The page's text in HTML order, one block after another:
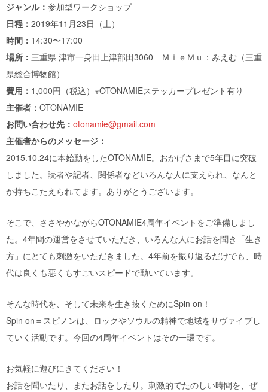
ジャンル： 参加型ワークショップ
日程： 2019年11月23日（土）
時間： 14:30〜17:00
場所： 三重県 津市一身田上津部田3060 ＭｉｅＭｕ：みえむ（三重
県総合博物館）
費用： 1,000円（税込）※OTONAMIEステッカープレゼント有り
主催者： OTONAMIE
お問い合わせ先： otonamie@gmail.com
主催者からのメッセージ：
2015.10.24に本始動をしたOTONAMIE。おかげさまで5年目に突破
しました。読者や記者、関係者などいろんな人に支えられ、なんと
か持ちこたえられてます。ありがとうございます。
そこで、ささやかながらOTONAMIE4周年イベントをご準備しまし
た。4年間の運営をさせていただき、いろんな人にお話を聞き「生き
方」にとても刺激をいただきました。4年前を振り返るだけでも、時
代は良くも悪くもすごいスピードで動いています。
そんな時代を、そして未来を生き抜くためにSpin on！
Spin on＝スピノンは、ロックやソウルの精神で地域をサヴァイブし
ていく活動です。今回の4周年イベントはその一環です。
お気軽に遊びにきてください！
お話を聞いたり、またお話をしたり。刺激的でたのしい時間を、ぜ